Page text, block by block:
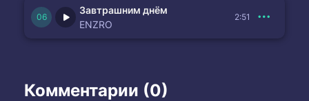
Завтрашним днём
ENZRO
2:51
Комментарии (0)